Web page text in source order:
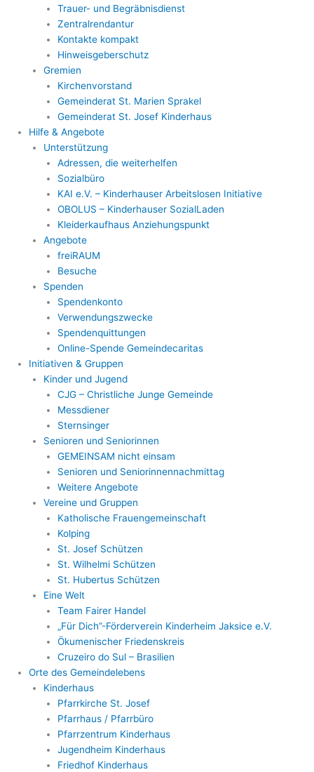
Trauer- und Begräbnisdienst
Zentralrendantur
Kontakte kompakt
Hinweisgeberschutz
Gremien
Kirchenvorstand
Gemeinderat St. Marien Sprakel
Gemeinderat St. Josef Kinderhaus
Hilfe & Angebote
Unterstützung
Adressen, die weiterhelfen
Sozialbüro
KAI e.V. – Kinderhauser Arbeitslosen Initiative
OBOLUS – Kinderhauser SozialLaden
Kleiderkaufhaus Anziehungspunkt
Angebote
freiRAUM
Besuche
Spenden
Spendenkonto
Verwendungszwecke
Spendenquittungen
Online-Spende Gemeindecaritas
Initiativen & Gruppen
Kinder und Jugend
CJG – Christliche Junge Gemeinde
Messdiener
Sternsinger
Senioren und Seniorinnen
GEMEINSAM nicht einsam
Senioren und Seniorinnennachmittag
Weitere Angebote
Vereine und Gruppen
Katholische Frauengemeinschaft
Kolping
St. Josef Schützen
St. Wilhelmi Schützen
St. Hubertus Schützen
Eine Welt
Team Fairer Handel
„Für Dich”-Förderverein Kinderheim Jaksice e.V.
Ökumenischer Friedenskreis
Cruzeiro do Sul – Brasilien
Orte des Gemeindelebens
Kinderhaus
Pfarrkirche St. Josef
Pfarrhaus / Pfarrbüro
Pfarrzentrum Kinderhaus
Jugendheim Kinderhaus
Friedhof Kinderhaus